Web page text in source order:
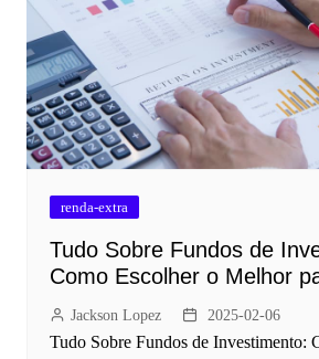
renda-extra
Tudo Sobre Fundos de
Como Escolher o Melhor
Jackson Lopez 2025-02-06
Tudo Sobre Fundos de Investimento: